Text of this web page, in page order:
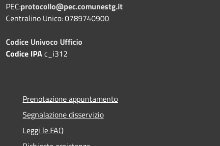
PEC:protocollo@pec.comunestg.it
Centralino Unico: 0789740900
Codice Univoco Ufficio
Codice IPAc_i312
Prenotazione appuntamento
Segnalazione disservizio
Leggi le FAQ